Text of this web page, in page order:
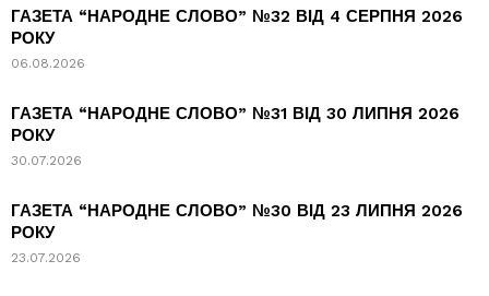
ГАЗЕТА “НАРОДНЕ СЛОВО” №32 ВІД 4 СЕРПНЯ 2026
РОКУ
06.08.2026
ГАЗЕТА “НАРОДНЕ СЛОВО” №31 ВІД 30 ЛИПНЯ 2026
РОКУ
30.07.2026
ГАЗЕТА “НАРОДНЕ СЛОВО” №30 ВІД 23 ЛИПНЯ 2026
РОКУ
23.07.2026